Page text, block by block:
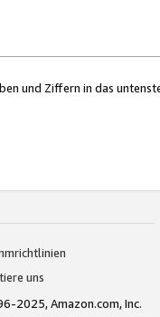
und Ziffern in das
uns
2025, Amazon.com, Inc.